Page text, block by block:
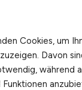
zu
zu
Auftreten.
Cookies, um
Davon
während
Funktionen